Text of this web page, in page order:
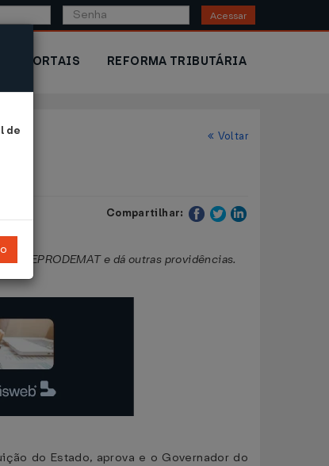
Acessar
PORTAIS REFORMA TRIBUTÁRIA
Voltar
Compartilhar:
e dá outras providências.
do Estado, aprova e o Governador do
de